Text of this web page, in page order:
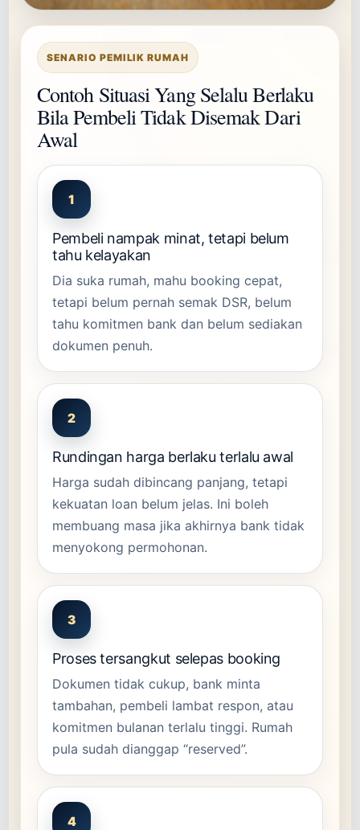
SENARIO PEMILIK RUMAH
Contoh Situasi Yang Selalu Berlaku
Bila Pembeli Tidak Disemak Dari
Awal
1
Pembeli nampak minat, tetapi belum
tahu kelayakan
Dia suka rumah, mahu booking cepat,
tetapi belum pernah semak DSR, belum
tahu komitmen bank dan belum sediakan
dokumen penuh.
2
Rundingan harga berlaku terlalu awal
Harga sudah dibincang panjang, tetapi
kekuatan loan belum jelas. Ini boleh
membuang masa jika akhirnya bank tidak
menyokong permohonan.
3
Proses tersangkut selepas booking
Dokumen tidak cukup, bank minta
tambahan, pembeli lambat respon, atau
komitmen bulanan terlalu tinggi. Rumah
pula sudah dianggap “reserved”.
4